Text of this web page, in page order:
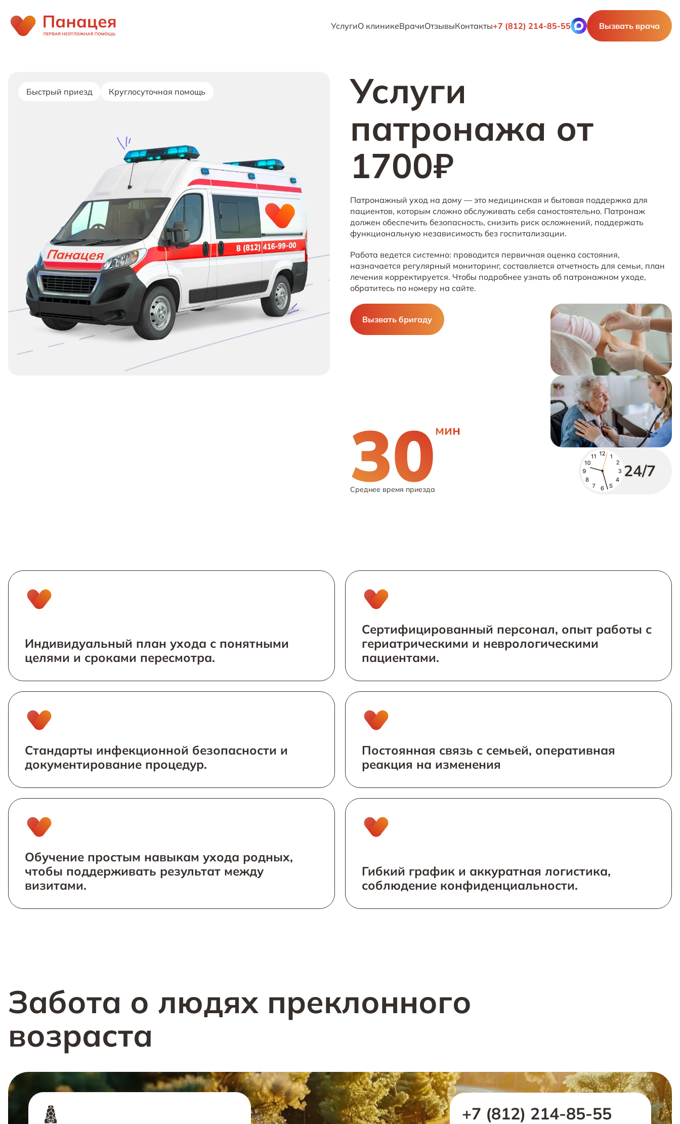
УслугиО клиникеВрачиОтзывыКонтакты+7 (812) 214-85-55 Вызвать врача
Быстрый приезд Круглосуточная помощь
Услуги
патронажа от
1700₽
Патронажный уход на дому — это медицинская и бытовая поддержка для
пациентов, которым сложно обслуживать себя самостоятельно. Патронаж
должен обеспечить безопасность, снизить риск осложнений, поддержать
функциональную независимость без госпитализации.
Работа ведется системно: проводится первичная оценка состояния,
назначается регулярный мониторинг, составляется отчетность для семьи, план
лечения корректируется. Чтобы подробнее узнать об патронажном уходе,
обратитесь по номеру на сайте.
Вызвать бригаду
30мин
Среднее время приезда
24/7
Индивидуальный план ухода с понятными
целями и сроками пересмотра.
Сертифицированный персонал, опыт работы с
гериатрическими и неврологическими
пациентами.
Стандарты инфекционной безопасности и
документирование процедур.
Постоянная связь с семьей, оперативная
реакция на изменения
Обучение простым навыкам ухода родных,
чтобы поддерживать результат между
визитами.
Гибкий график и аккуратная логистика,
соблюдение конфиденциальности.
Забота о людях преклонного
возраста
+7 (812) 214-85-55